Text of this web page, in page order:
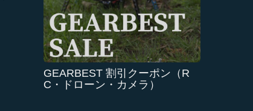
GEARBEST 割引クーポン（R
C・ドローン・カメラ）